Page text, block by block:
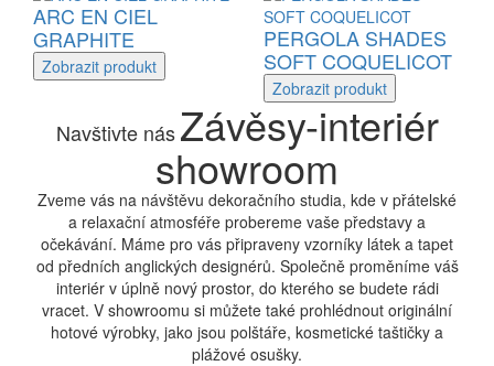
ARC EN CIEL
GRAPHITE
Zobrazit produkt
PERGOLA SHADES
SOFT COQUELICOT
Zobrazit produkt
Navštivte nás Závěsy-interiér
showroom
Zveme vás na návštěvu dekoračního studia, kde v přátelské
a relaxační atmosféře probereme vaše představy a
očekávání. Máme pro vás připraveny vzorníky látek a tapet
od předních anglických designérů. Společně proměníme váš
interiér v úplně nový prostor, do kterého se budete rádi
vracet. V showroomu si můžete také prohlédnout originální
hotové výrobky, jako jsou polštáře, kosmetické taštičky a
plážové osušky.